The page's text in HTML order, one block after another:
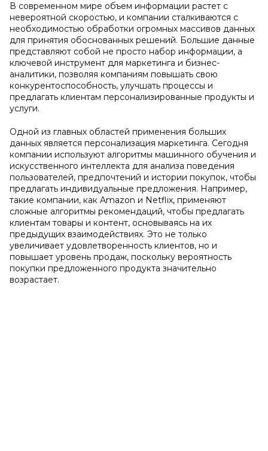
В современном мире объем информации растет с
невероятной скоростью, и компании сталкиваются с
необходимостью обработки огромных массивов данных
для принятия обоснованных решений. Большие данные
представляют собой не просто набор информации, а
ключевой инструмент для маркетинга и бизнес-
аналитики, позволяя компаниям повышать свою
конкурентоспособность, улучшать процессы и
предлагать клиентам персонализированные продукты и
услуги.
Одной из главных областей применения больших
данных является персонализация маркетинга. Сегодня
компании используют алгоритмы машинного обучения и
искусственного интеллекта для анализа поведения
пользователей, предпочтений и истории покупок, чтобы
предлагать индивидуальные предложения. Например,
такие компании, как Amazon и Netflix, применяют
сложные алгоритмы рекомендаций, чтобы предлагать
клиентам товары и контент, основываясь на их
предыдущих взаимодействиях. Это не только
увеличивает удовлетворенность клиентов, но и
повышает уровень продаж, поскольку вероятность
покупки предложенного продукта значительно
возрастает.